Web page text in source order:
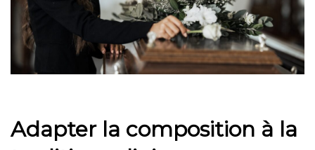
Adapter la composition à la